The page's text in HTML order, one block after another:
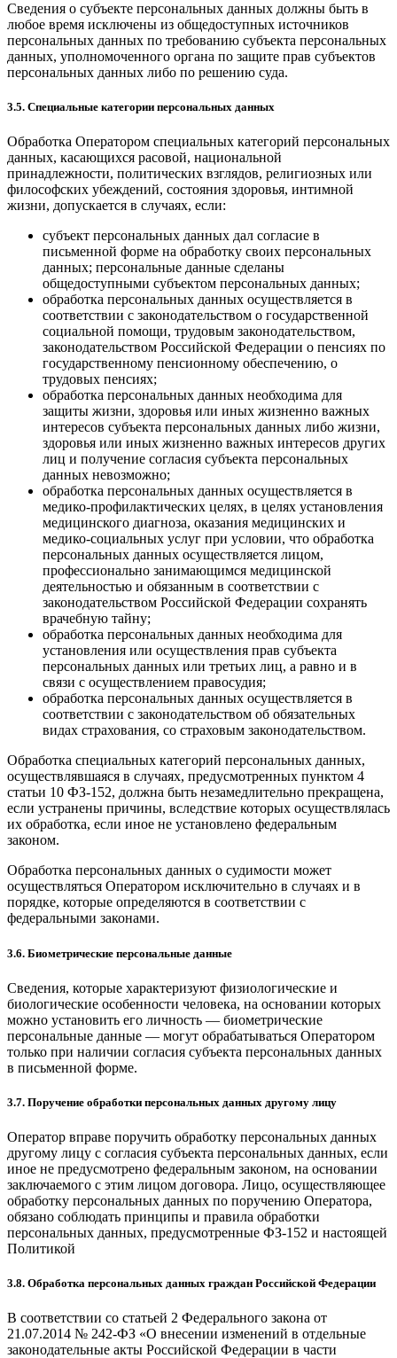
Сведения о субъекте персональных данных должны быть в
любое время исключены из общедоступных источников
персональных данных по требованию субъекта персональных
данных, уполномоченного органа по защите прав субъектов
персональных данных либо по решению суда.
3.5. Специальные категории персональных данных
Обработка Оператором специальных категорий персональных
данных, касающихся расовой, национальной
принадлежности, политических взглядов, религиозных или
философских убеждений, состояния здоровья, интимной
жизни, допускается в случаях, если:
субъект персональных данных дал согласие в
письменной форме на обработку своих персональных
данных; персональные данные сделаны
общедоступными субъектом персональных данных;
обработка персональных данных осуществляется в
соответствии с законодательством о государственной
социальной помощи, трудовым законодательством,
законодательством Российской Федерации о пенсиях по
государственному пенсионному обеспечению, о
трудовых пенсиях;
обработка персональных данных необходима для
защиты жизни, здоровья или иных жизненно важных
интересов субъекта персональных данных либо жизни,
здоровья или иных жизненно важных интересов других
лиц и получение согласия субъекта персональных
данных невозможно;
обработка персональных данных осуществляется в
медико-профилактических целях, в целях установления
медицинского диагноза, оказания медицинских и
медико-социальных услуг при условии, что обработка
персональных данных осуществляется лицом,
профессионально занимающимся медицинской
деятельностью и обязанным в соответствии с
законодательством Российской Федерации сохранять
врачебную тайну;
обработка персональных данных необходима для
установления или осуществления прав субъекта
персональных данных или третьих лиц, а равно и в
связи с осуществлением правосудия;
обработка персональных данных осуществляется в
соответствии с законодательством об обязательных
видах страхования, со страховым законодательством.
Обработка специальных категорий персональных данных,
осуществлявшаяся в случаях, предусмотренных пунктом 4
статьи 10 ФЗ-152, должна быть незамедлительно прекращена,
если устранены причины, вследствие которых осуществлялась
их обработка, если иное не установлено федеральным
законом.
Обработка персональных данных о судимости может
осуществляться Оператором исключительно в случаях и в
порядке, которые определяются в соответствии с
федеральными законами.
3.6. Биометрические персональные данные
Сведения, которые характеризуют физиологические и
биологические особенности человека, на основании которых
можно установить его личность — биометрические
персональные данные — могут обрабатываться Оператором
только при наличии согласия субъекта персональных данных
в письменной форме.
3.7. Поручение обработки персональных данных другому лицу
Оператор вправе поручить обработку персональных данных
другому лицу с согласия субъекта персональных данных, если
иное не предусмотрено федеральным законом, на основании
заключаемого с этим лицом договора. Лицо, осуществляющее
обработку персональных данных по поручению Оператора,
обязано соблюдать принципы и правила обработки
персональных данных, предусмотренные ФЗ-152 и настоящей
Политикой
3.8. Обработка персональных данных граждан Российской Федерации
В соответствии со статьей 2 Федерального закона от
21.07.2014 № 242-ФЗ «О внесении изменений в отдельные
законодательные акты Российской Федерации в части